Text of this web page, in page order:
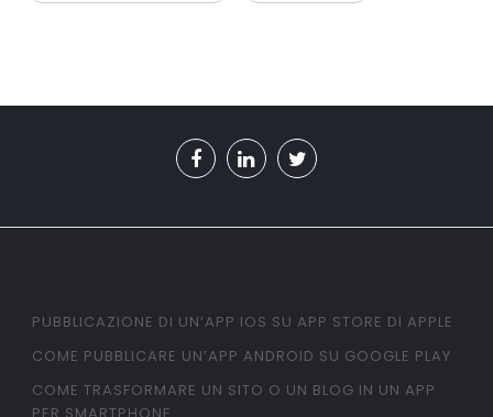
PUBBLICAZIONE DI UN’APP IOS SU APP STORE DI APPLE
COME PUBBLICARE UN’APP ANDROID SU GOOGLE PLAY
COME TRASFORMARE UN SITO O UN BLOG IN UN APP